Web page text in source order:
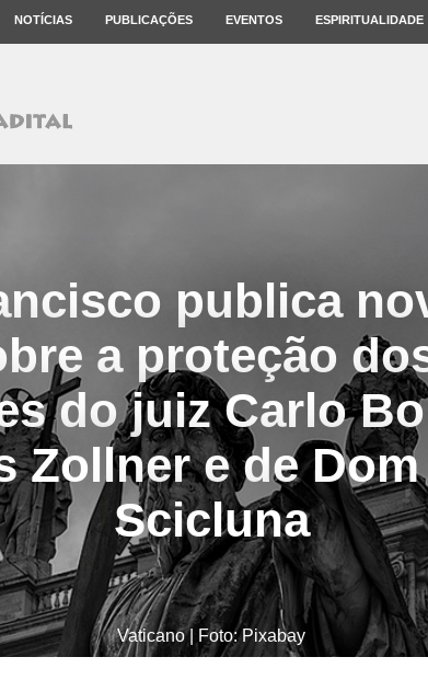
NOTÍCIAS PUBLICAÇÕES EVENTOS ESPIRITUALIDADE
publica
a proteção
do juiz Carlo
Zollner e de
Scicluna
Vaticano | Foto: Pixabay